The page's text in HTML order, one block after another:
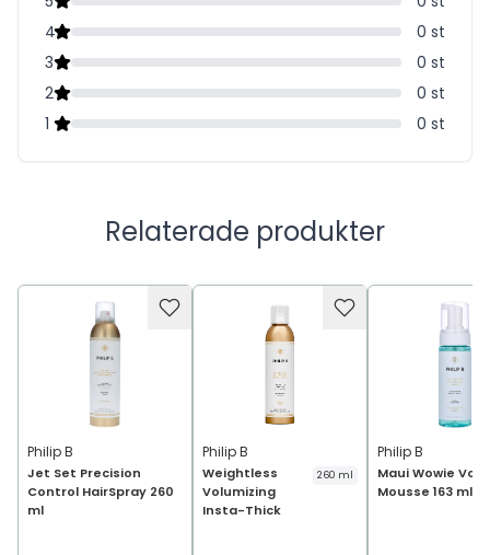
4
0 st
3
0 st
2
0 st
1
0 st
Relaterade produkter
Philip B
Jet Set Precision
Control HairSpray 260
ml
Philip B
Weightless
Volumizing
Insta-Thick
260 ml
Philip B
Maui Wowie
Mousse 163 ml